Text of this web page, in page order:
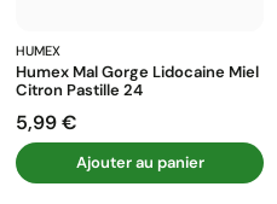
HUMEX
Humex Mal Gorge Lidocaine Miel
Citron Pastille 24
Prix
5,99 €
Ajouter au panier